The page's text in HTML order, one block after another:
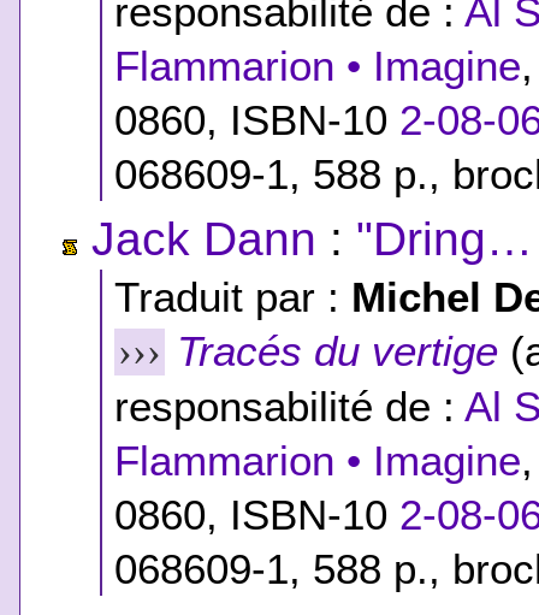
responsabilité de : Al
Flammarion • Imagine
0860, ISBN-10 2-08-
068609-1, 588 p.,
Jack Dann : "Dring…
Traduit par : Michel
››› Tracés du vertige
responsabilité de :Al
Flammarion • Imagine
0860, ISBN-10 2-08-
068609-1, 588 p.,